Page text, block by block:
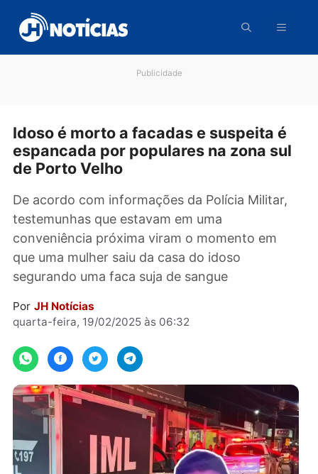
para
conteúdo
Idoso é morto a facadas e suspeita é
espancada por populares na zona
De acordo com informações da Polícia
testemunhas que estavam em uma
conveniência próxima viram o momento em
que uma mulher saiu da casa do idoso
segurando uma faca suja de sangue
quarta-feira, 19/02/2025 às 06:32